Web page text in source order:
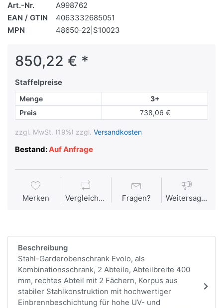
Art.-Nr.
A998762
EAN / GTIN
4063332685051
MPN
48650-22|S10023
850,22 € *
Staffelpreise
Menge
3+
Preis
738,06 €
zzgl. MwSt. (19%) zzgl. Versandkosten
Bestand:Auf Anfrage
Merken Vergleichen Fragen? Weitersagen
Beschreibung
Stahl-Garderobenschrank Evolo, als
Kombinationsschrank, 2 Abteile, Abteilbreite 400
mm, rechtes Abteil mit 2 Fächern, Korpus aus
stabiler Stahlkonstruktion mit hochwertiger
Einbrennbeschichtung für hohe UV- und